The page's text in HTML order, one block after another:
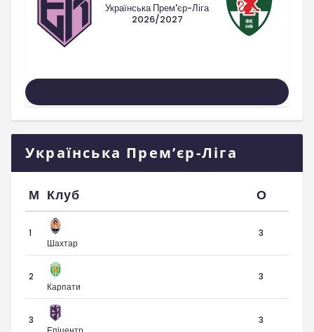
Українська Прем'єр-Ліга
2026/2027
Українська Прем’єр-Ліга
М Клуб О
1
Шахтар
3
2
Карпати
3
3
3